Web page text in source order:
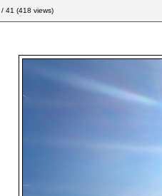
/ 41 (418 views)